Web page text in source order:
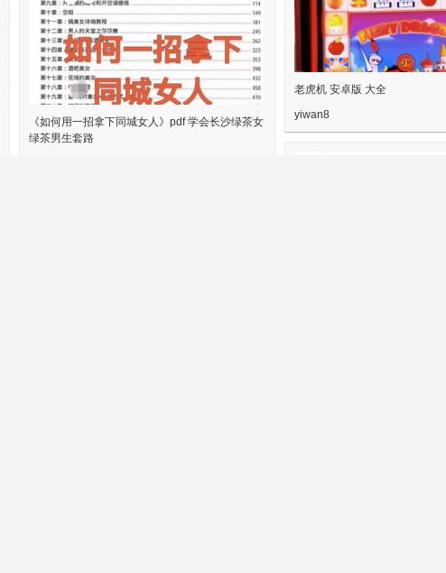
老虎机 安卓版 大全
yiwan8
《如何用一招拿下同城女人》pdf 学会长沙绿茶女
绿茶男生套路